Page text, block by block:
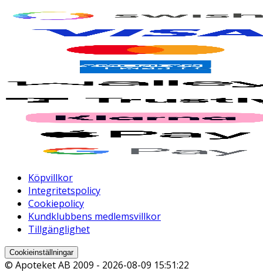
Köpvillkor
Integritetspolicy
Cookiepolicy
Kundklubbens medlemsvillkor
Tillgänglighet
Cookieinställningar
© Apoteket AB 2009 - 2026-08-09 15:51:22